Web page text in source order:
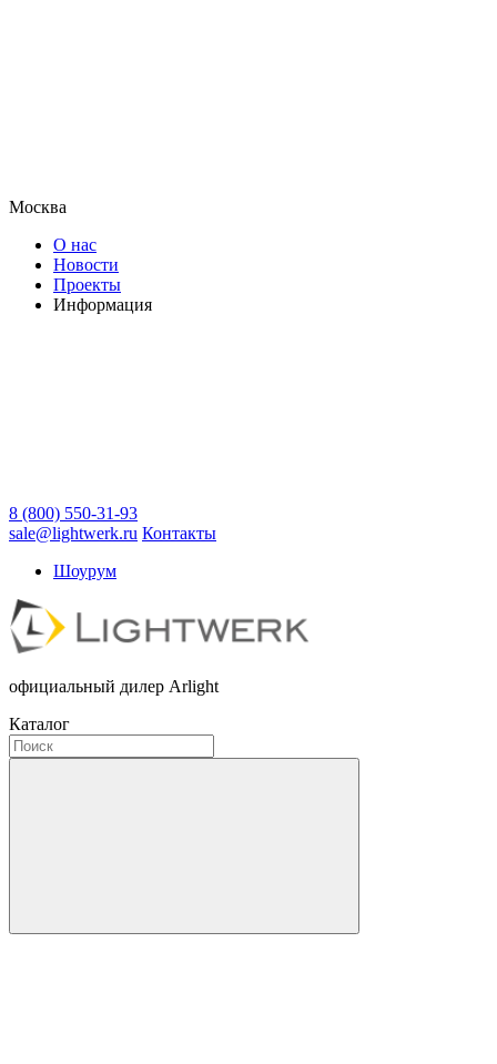
Москва
О нас
Новости
Проекты
Информация
8 (800) 550-31-93
sale@lightwerk.ru Контакты
Шоурум
официальный дилер Arlight
Каталог